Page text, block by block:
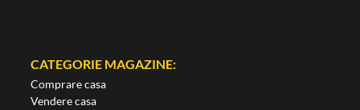
CATEGORIE MAGAZINE:
Comprare casa
Vendere casa